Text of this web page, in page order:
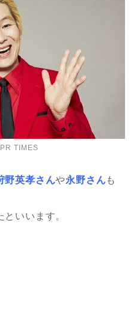
TIMES
野英孝さんや永野さんも
いいます。